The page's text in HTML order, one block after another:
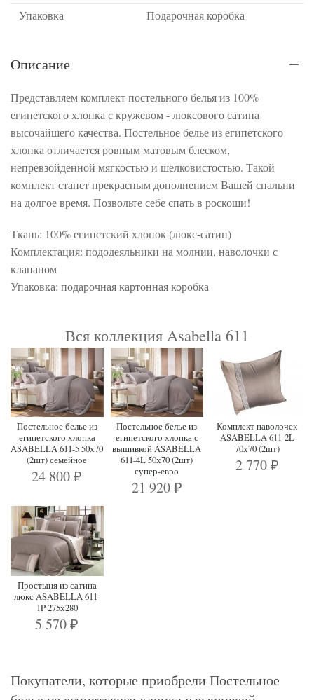
Упаковка
Подарочная коробка
Описание
Представляем комплект постельного белья из 100%
египетского хлопка с кружевом - люксового сатина
высочайшего качества. Постельное белье из египетского
хлопка отличается ровным матовым блеском,
непревзойденной мягкостью и шелковистостью. Такой
комплект станет прекрасным дополнением Вашей спальни
на долгое время. Позвольте себе спать в роскоши!
Ткань: 100% египетский хлопок (люкс-сатин)
Комплектация: пододеяльники на молнии, наволочки с
клапаном
Упаковка: подарочная картонная коробка
Вся коллекция Asabella 611
Постельное белье из
египетского хлопка
ASABELLA 611-5 50х70
(2шт) семейное
24 800₽
Постельное белье из
египетского хлопка с
вышивкой ASABELLA
611-4L 50х70 (2шт)
супер-евро
21 920 ₽
Комплект наволочек
ASABELLA 611-2L
70х70 (2шт)
2 770 ₽
Простыня из сатина
люкс ASABELLA 611-
1P 275х280
5 570₽
Покупатели, которые приобрели Постельное